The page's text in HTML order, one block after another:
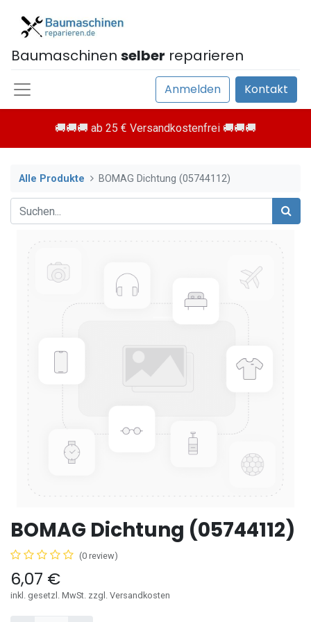
Baumaschinen selber reparieren
Anmelden Kontakt
🚚🚚🚚 ab 25 € Versandkostenfrei 🚚🚚🚚
Alle Produkte BOMAG Dichtung (05744112)
BOMAG Dichtung (05744112)
(0 review)
6,07 €
inkl. gesetzl. MwSt. zzgl. Versandkosten